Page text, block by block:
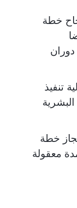
خطة
تنفيذ
خطة
معقولة